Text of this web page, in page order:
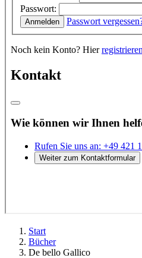
Start
Bücher
De bello Gallico